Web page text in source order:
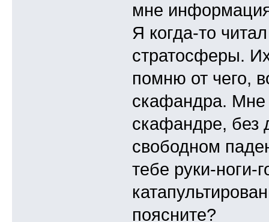
мне
Я когда-то
стратосферы.
помню от чего,
скафандра. Мне
скафандре, без
свободном
тебе руки-ноги-
поясните?